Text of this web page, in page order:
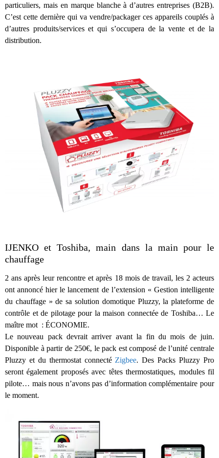
particuliers, mais en marque blanche à d’autres entreprises (B2B).
C’est cette dernière qui va vendre/packager ces appareils couplés à
d’autres produits/services et qui s’occupera de la vente et de la
distribution.
IJENKO et Toshiba, main dans la main pour le
chauffage
2 ans après leur rencontre et après 18 mois de travail, les 2 acteurs
ont annoncé hier le lancement de l’extension « Gestion intelligente
du chauffage » de sa solution domotique Pluzzy, la plateforme de
contrôle et de pilotage pour la maison connectée de Toshiba… Le
maître mot : ÉCONOMIE.
Le nouveau pack devrait arriver avant la fin du mois de juin.
Disponible à partir de 250€, le pack est composé de l’unité centrale
Pluzzy et du thermostat connecté Zigbee. Des Packs Pluzzy Pro
seront également proposés avec têtes thermostatiques, modules fil
pilote… mais nous n’avons pas d’information complémentaire pour
le moment.